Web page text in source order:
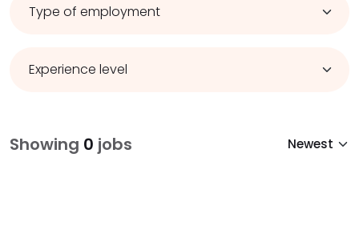
Showing 0 jobs